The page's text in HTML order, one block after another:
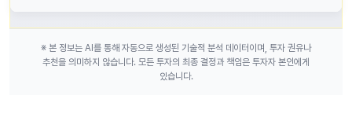
※ 본 정보는 AI를 통해 자동으로 생성된 기술적 분석 데이터이며, 투자 권유나
추천을 의미하지 않습니다. 모든 투자의 최종 결정과 책임은 투자자 본인에게
있습니다.